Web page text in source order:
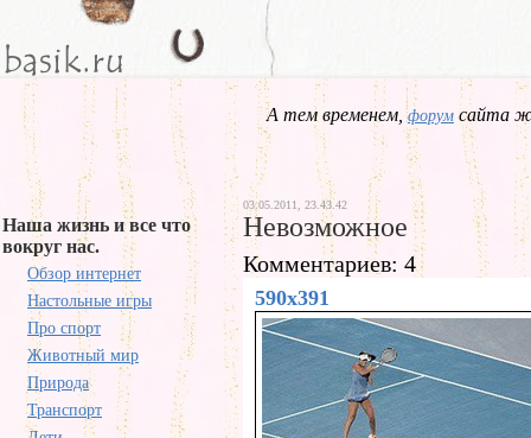
А тем временем,форум сайта
Наша жизнь и все что
вокруг нас.
Обзор интернет
Настольные игры
Про спорт
Животный мир
Природа
Транспорт
03.05.2011, 23.43.42
Невозможное
Комментариев: 4
590x391